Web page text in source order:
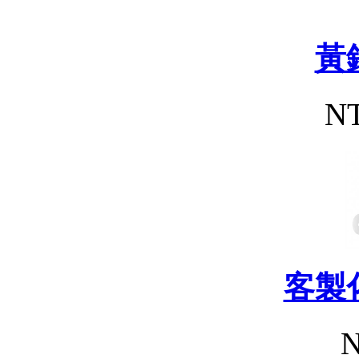
黃
客製